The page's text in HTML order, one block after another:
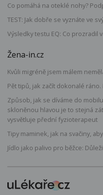
Co pomáhá na oteklé nohy?
TEST: Jak dobře se vyznáte ve
Výsledky testu EQ: Co prozradil
Žena-in.cz
Kvůli migréně jsem málem
Pět tipů, jak začít dokonalé
Způsob, jak se díváme do
skloněnou hlavou je to stejná
vysvětluje přední fyzioterapeut
Tipy maminek, jak na svačiny,
Jídlo jako palivo pro běžce: